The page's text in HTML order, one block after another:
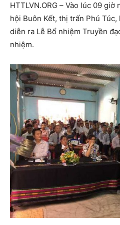
HTTLVN.ORG – Vào lúc 09
hội Buôn Kết, thị trấn Phú
diễn ra Lễ Bổ nhiệm Truyền
nhiệm.